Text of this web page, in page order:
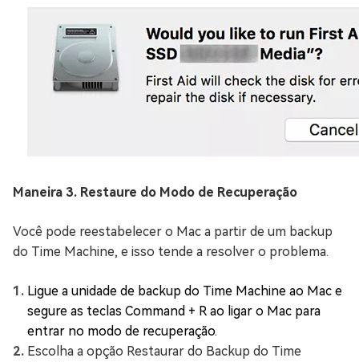
Maneira 3. Restaure do Modo de Recuperação
Você pode reestabelecer o Mac a partir de um backup
do Time Machine, e isso tende a resolver o problema.
Ligue a unidade de backup do Time Machine ao Mac e
segure as teclas Command + R ao ligar o Mac para
entrar no modo de recuperação.
Escolha a opção Restaurar do Backup do Time